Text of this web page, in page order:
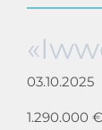
03.10.2025
1.290.000